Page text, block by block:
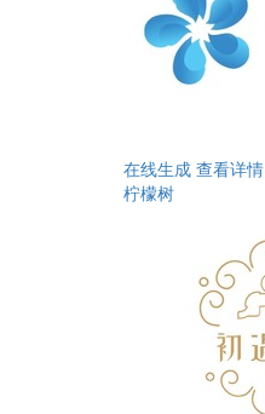
在线生成 查看详情
柠檬树